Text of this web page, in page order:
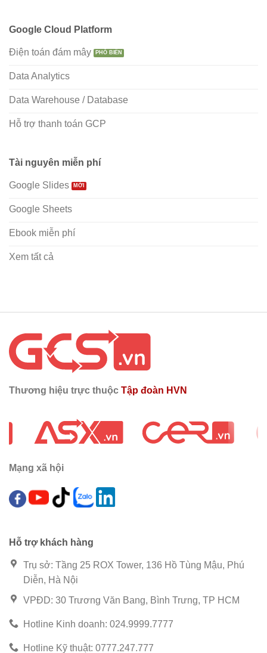
Google Cloud Platform
Điện toán đám mây
Data Analytics
Data Warehouse / Database
Hỗ trợ thanh toán GCP
Tài nguyên miễn phí
Google Slides
Google Sheets
Ebook miễn phí
Xem tất cả
Thương hiệu trực thuộc Tập đoàn HVN
Mạng xã hội
Hỗ trợ khách hàng
Trụ sở: Tầng 25 ROX Tower, 136 Hồ Tùng Mậu, Phú
Diễn, Hà Nội
VPĐD: 30 Trương Văn Bang, Bình Trưng, TP HCM
Hotline Kinh doanh: 024.9999.7777
Hotline Kỹ thuật: 0777.247.777